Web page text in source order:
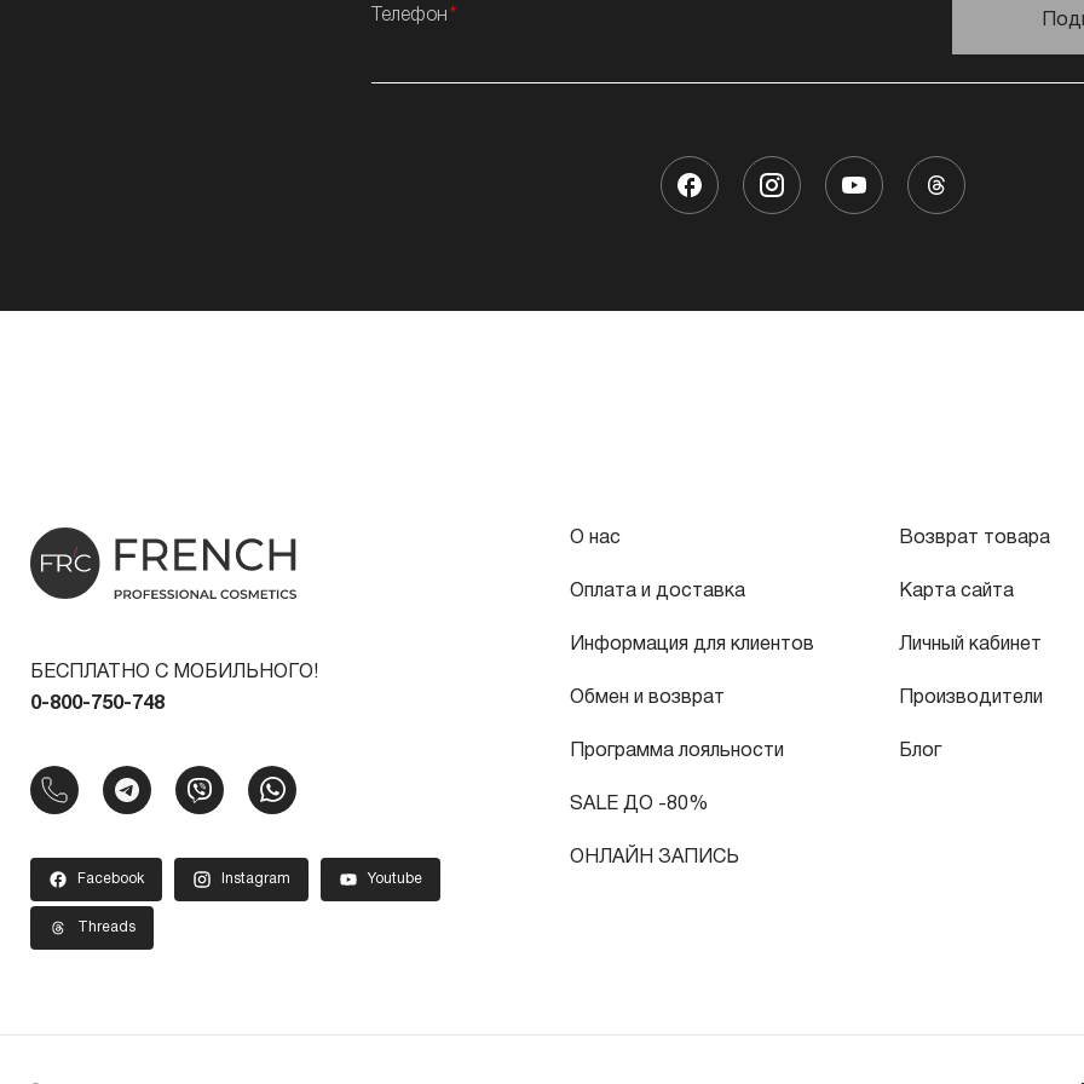
Телефон
БЕСПЛАТНО С МОБИЛЬНОГО!
0-800-750-748
Facebook Instagram Youtube
Threads
О нас
Оплата и доставка
Информация для клиентов
Обмен и возврат
Программа лояльности
SALE ДО -80%
ОНЛАЙН ЗАПИСЬ
Возврат товара
Карта сайта
Личный кабинет
Производители
Блог